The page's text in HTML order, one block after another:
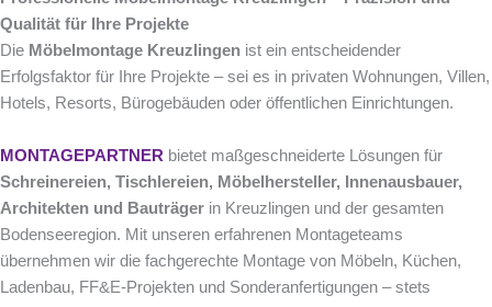
Qualität für Ihre Projekte
Die Möbelmontage Kreuzlingen ist ein entscheidender
Erfolgsfaktor für Ihre Projekte – sei es in privaten Wohnungen, Villen,
Hotels, Resorts, Bürogebäuden oder öffentlichen Einrichtungen.
MONTAGEPARTNER bietet maßgeschneiderte Lösungen für
Schreinereien, Tischlereien, Möbelhersteller, Innenausbauer,
Architekten und Bauträger in Kreuzlingen und der gesamten
Bodenseeregion. Mit unseren erfahrenen Montageteams
übernehmen wir die fachgerechte Montage von Möbeln, Küchen,
Ladenbau, FF&E-Projekten und Sonderanfertigungen – stets